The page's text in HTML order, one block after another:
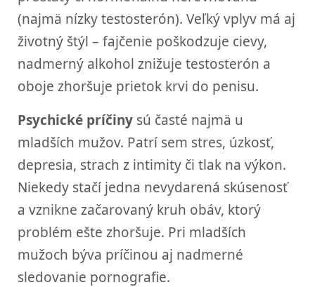
(najmä nízky testosterón). Veľký vplyv má aj
životný štýl – fajčenie poškodzuje cievy,
nadmerný alkohol znižuje testosterón a
oboje zhoršuje prietok krvi do penisu.
Psychické príčiny sú časté najmä u
mladších mužov. Patrí sem stres, úzkosť,
depresia, strach z intimity či tlak na výkon.
Niekedy stačí jedna nevydarená skúsenosť
a vznikne začarovaný kruh obáv, ktorý
problém ešte zhoršuje. Pri mladších
mužoch býva príčinou aj nadmerné
sledovanie pornografie.